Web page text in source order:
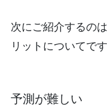
次にご紹介するの
リットについてです
予測が難しい